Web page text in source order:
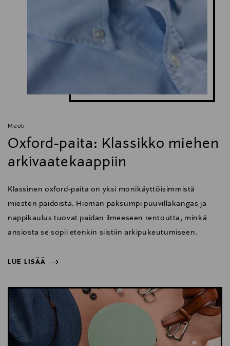
Muoti
Oxford-paita: Klassikko miehen
arkivaatekaappiin
Klassinen oxford-paita on yksi monikäyttöisimmistä
miesten paidoista. Hieman paksumpi puuvillakangas ja
nappikaulus tuovat paidan ilmeeseen rentoutta, minkä
ansiosta se sopii etenkin siistiin arkipukeutumiseen.
LUE LISÄÄ
LUE LISÄÄ